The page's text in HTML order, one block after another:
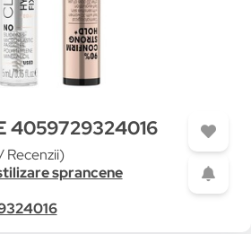
4059729324016
Recenzii)
sprancene